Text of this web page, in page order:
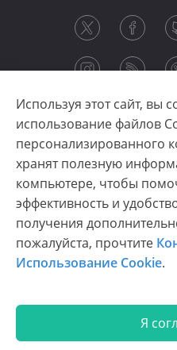
Используя этот сайт, вы
использование файлов
персонализированного
хранят полезную
компьютере, чтобы
эффективность и
получения
пожалуйста, прочтите
Использование Cookie.
Я
Copyright © 2003-2026
Stimulsoft).
Конфиденциальность
En